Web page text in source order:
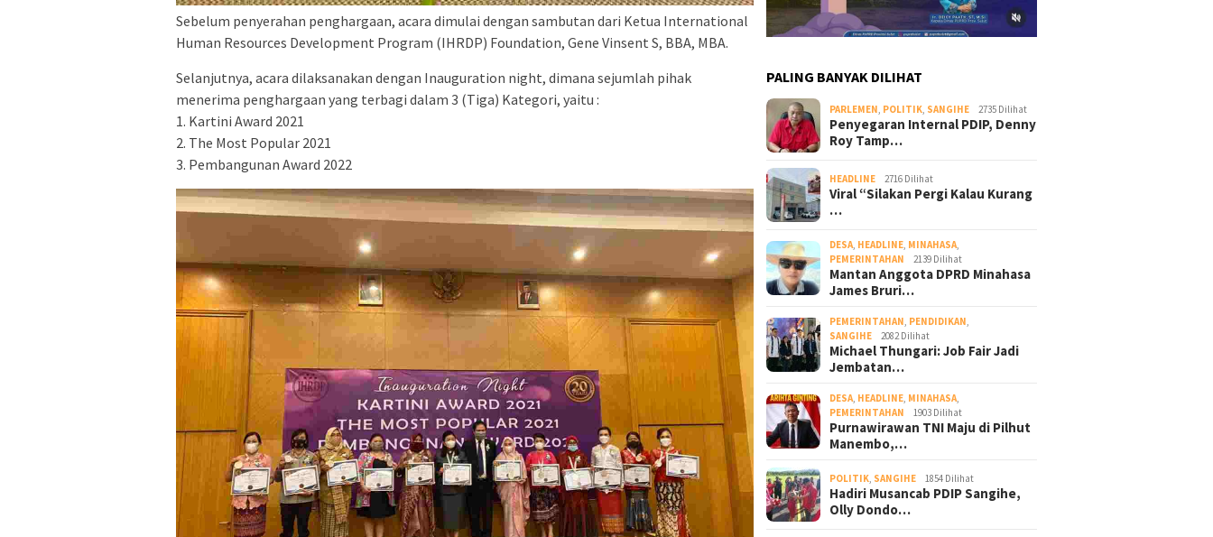
Sebelum penyerahan penghargaan, acara dimulai dengan sambutan dari Ketua International
Human Resources Development Program (IHRDP) Foundation, Gene Vinsent S, BBA, MBA.
Selanjutnya, acara dilaksanakan dengan Inauguration night, dimana sejumlah pihak
menerima penghargaan yang terbagi dalam 3 (Tiga) Kategori, yaitu :
1. Kartini Award 2021
2. The Most Popular 2021
3. Pembangunan Award 2022
PALING BANYAK DILIHAT
PARLEMEN, POLITIK, SANGIHE 2735 Dilihat
Penyegaran Internal PDIP, Denny
Roy Tamp…
HEADLINE 2716 Dilihat
Viral “Silakan Pergi Kalau Kurang
…
DESA, HEADLINE, MINAHASA,
PEMERINTAHAN
2139 Dilihat
Mantan Anggota DPRD Minahasa
James Bruri…
PEMERINTAHAN, PENDIDIKAN,
SANGIHE
2082 Dilihat
Michael Thungari: Job Fair Jadi
Jembatan…
DESA, HEADLINE, MINAHASA,
PEMERINTAHAN
1903 Dilihat
Purnawirawan TNI Maju di Pilhut
Manembo,…
POLITIK, SANGIHE 1854 Dilihat
Hadiri Musancab PDIP Sangihe,
Olly Dondo…